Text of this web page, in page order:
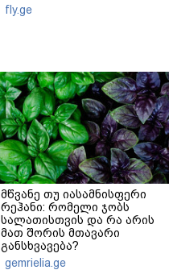
fly.ge
მწვანე თუ იასამნისფერი
რეჰანი: რომელი ჯობს
სალათისთვის და რა არის
მათ შორის მთავარი
განსხვავება?
gemrielia.ge